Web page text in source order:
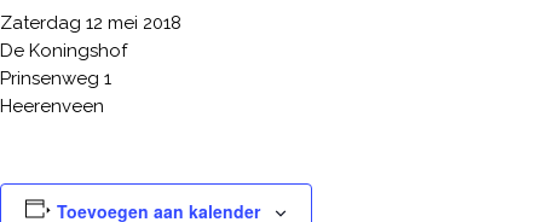
Zaterdag 12 mei 2018
De Koningshof
Prinsenweg 1
Heerenveen
Toevoegen aan kalender